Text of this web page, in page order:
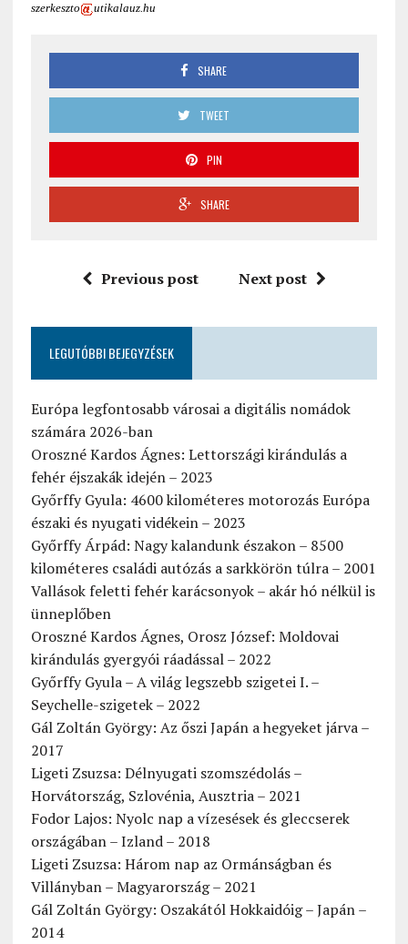
szerkeszto
utikalauz.hu
SHARE
TWEET
PIN
SHARE
Previous post Next post
LEGUTÓBBI BEJEGYZÉSEK
Európa legfontosabb városai a digitális nomádok
számára 2026-ban
Oroszné Kardos Ágnes: Lettországi kirándulás a
fehér éjszakák idején – 2023
Győrffy Gyula: 4600 kilométeres motorozás Európa
északi és nyugati vidékein – 2023
Győrffy Árpád: Nagy kalandunk északon – 8500
kilométeres családi autózás a sarkkörön túlra – 2001
Vallások feletti fehér karácsonyok – akár hó nélkül is
ünneplőben
Oroszné Kardos Ágnes, Orosz József: Moldovai
kirándulás gyergyói ráadással – 2022
Győrffy Gyula – A világ legszebb szigetei I. –
Seychelle-szigetek – 2022
Gál Zoltán György: Az őszi Japán a hegyeket járva –
2017
Ligeti Zsuzsa: Délnyugati szomszédolás –
Horvátország, Szlovénia, Ausztria – 2021
Fodor Lajos: Nyolc nap a vízesések és gleccserek
országában – Izland – 2018
Ligeti Zsuzsa: Három nap az Ormánságban és
Villányban – Magyarország – 2021
Gál Zoltán György: Oszakától Hokkaidóig – Japán –
2014